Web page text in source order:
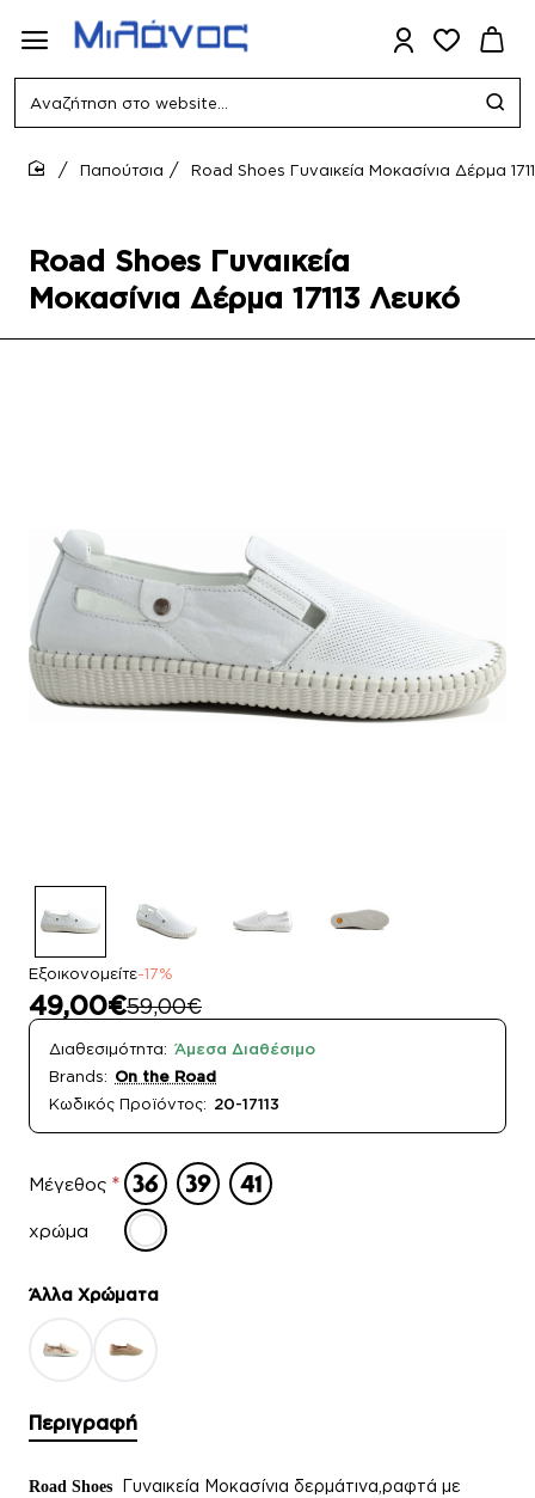
Αναζήτηση
website...
Road Shoes Γυναικεία
Μοκασίνια Δέρμα 17113 Λευκό
Παπούτσια Road Shoes Γυναικεία Μοκασίνια Δέρμα
Εξοικονομείτε-17%
49,00€59,00€
Διαθεσιμότητα: Άμεσα Διαθέσιμο
Brands: On the Road
Κωδικός Προϊόντος: 20-17113
Μέγεθος
χρώμα
Άλλα Xρώματα
Περιγραφή
Road Shoes Γυναικεία Μοκασίνια δερμάτινα,ραφτά με